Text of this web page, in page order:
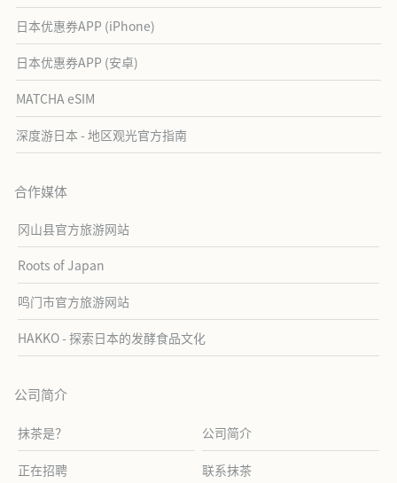
日本优惠券APP (iPhone)
日本优惠券APP (安卓)
MATCHA eSIM
深度游日本 - 地区观光官方指南
合作媒体
冈山县官方旅游网站
Roots of Japan
鸣门市官方旅游网站
HAKKO - 探索日本的发酵食品文化
公司简介
抹茶是？ 公司简介
正在招聘 联系抹茶